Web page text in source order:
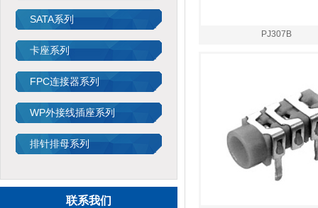
SATA系列
卡座系列
FPC连接器系列
WP外接线插座系列
排针排母系列
联系我们
PJ307B